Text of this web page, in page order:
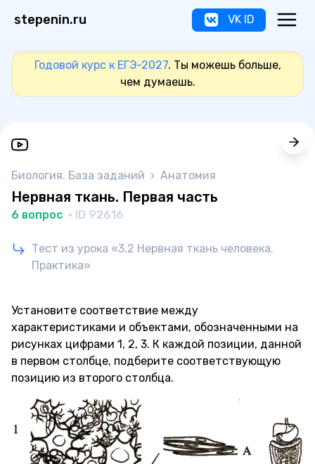
stepenin.ru VK ID
Годовой курс к ЕГЭ-2027. Ты можешь больше,
чем думаешь.
Биология. База заданий › Анатомия
Нервная ткань. Первая часть
6 вопрос · ID 92616
Тест из урока «3.2 Нервная ткань человека.
Практика»
Установите соответствие между
характеристиками и объектами, обозначенными на
рисунках цифрами 1, 2, 3. К каждой позиции, данной
в первом столбце, подберите соответствующую
позицию из второго столбца.